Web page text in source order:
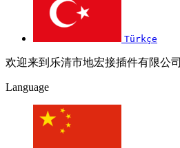
Türkçe
欢迎来到乐清市地宏接插件有限公司
Language